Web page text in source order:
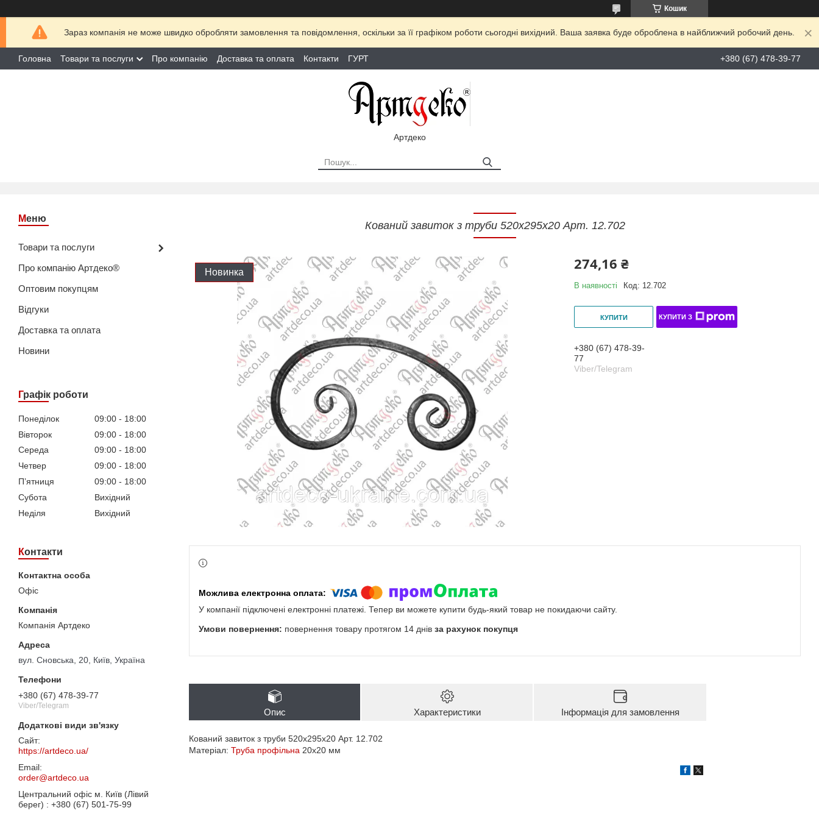
Кошик
Зараз компанія не може швидко обробляти замовлення та повідомлення, оскільки за її графіком роботи сьогодні вихідний. Ваша заявка буде оброблена в найближчий робочий день.
Головна Товари та послуги Про компанію Доставка та оплата Контакти ГУРТ +380 (67) 478-39-77
Артдеко
Товари та послуги
Про компанію Артдеко®
Оптовим покупцям
Відгуки
Доставка та оплата
Новини
Графік роботи
Понеділок 09:00
18:00
Вівторок
09:00
18:00
Середа
09:00
18:00
Четвер
09:00
18:00
Пʼятниця
09:00
18:00
Субота
Вихідний
Неділя
Вихідний
Контакти
Офіс
Компанія Артдеко
вул. Сновська, 20, Київ, Україна
+380 (67) 478-39-77
Viber/Telegram
https://artdeco.ua/
order@artdeco.ua
Центральний офіс м. Київ (Лівий
берег)
+380 (67) 501-75-99
Кований завиток з труби 520х295х20 Арт. 12.702
Новинка 274,16 ₴
В наявності Код: 12.702
КУПИТИ КУПИТИ З
+380 (67) 478-39-
77
Viber/Telegram
У компанії підключені електронні платежі. Тепер ви можете купити будь-який товар не покидаючи сайту.
повернення товару протягом 14 днів за рахунок покупця
Опис Характеристики Інформація для замовлення
Кований завиток з труби 520х295х20 Арт. 12.702
Матеріал: Труба профільна 20х20 мм